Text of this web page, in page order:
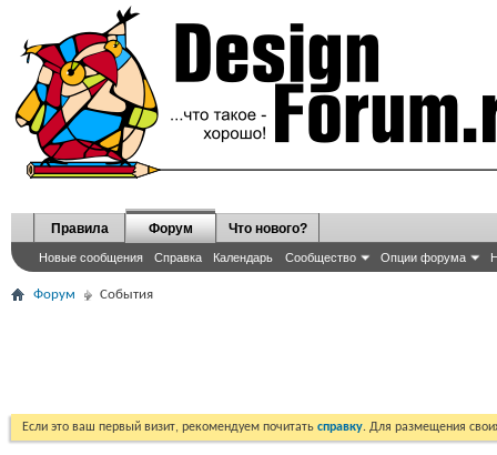
Правила Форум
Новые сообщения Справка Календарь Сообщество Опции форума
Что нового?
Форум События
Если это ваш первый визит, рекомендуем почитать справку. Для размещения